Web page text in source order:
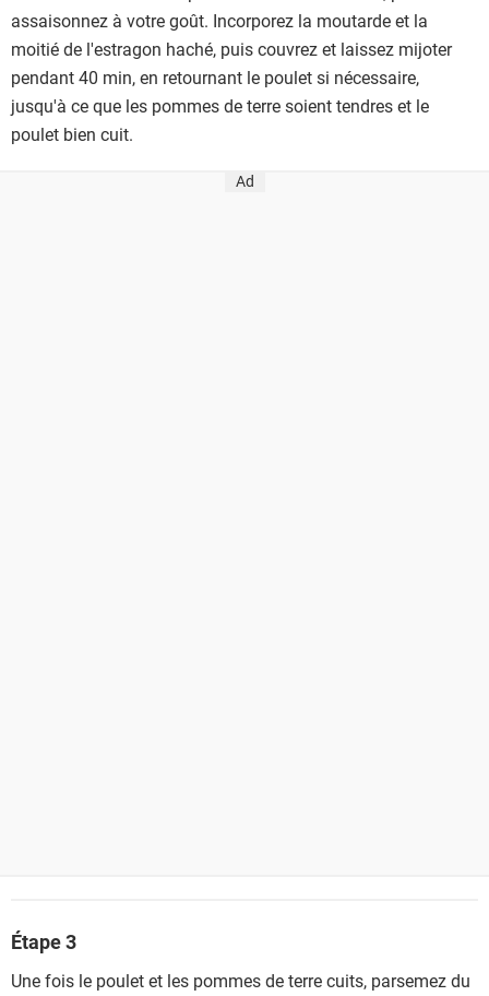
assaisonnez à votre goût. Incorporez la moutarde et la
moitié de l'estragon haché, puis couvrez et laissez mijoter
pendant 40 min, en retournant le poulet si nécessaire,
jusqu'à ce que les pommes de terre soient tendres et le
poulet bien cuit.
Ad
Étape 3
Une fois le poulet et les pommes de terre cuits, parsemez du